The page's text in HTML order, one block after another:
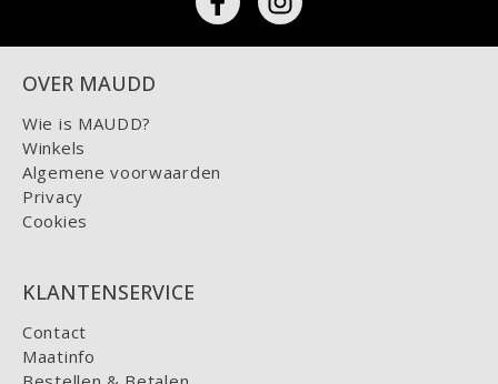
OVER MAUDD
Wie is MAUDD?
Winkels
Algemene voorwaarden
Privacy
Cookies
KLANTENSERVICE
Contact
Maatinfo